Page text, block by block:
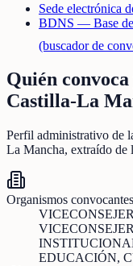
Sede electrónica
BDNS — Base de
(buscador de
Quién
Castilla-La
Perfil administrativo de
La Mancha, extraído de
Organismos convocantes
EDUCACIÓN,